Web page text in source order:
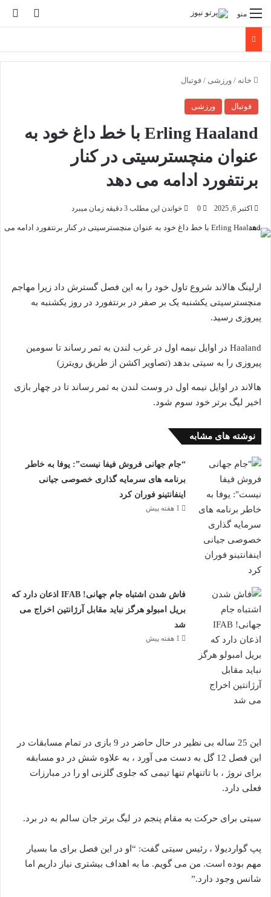
تغییر منو
خانه / ورزشی / فوتبال
فوتبال ورزشی
Erling Haaland با خط داغ خود به
عنوان منچسترسیتی در کنار
برنتفورد ادامه می دهد
اکتبر 6, 2025 0 خواندن این مطلب 3 دقیقه زمان میبرد
ارلینگ هالاند شروع تاول خود را به این فصل گسترش داد زیرا مهاجم
منچسترسیتی یکشنبه یک بر صفر در برنتفورد در روز یکشنبه به
پیروزی رسید.
Haaland در اوایل نیمه اول در غرب لندن به ثمر رساند تا سومین
پیروزی را به سیتی بدهد (تصاویر اکشن از طریق رویترز)
هالاند در اوایل نیمه اول در وست لندن به ثمر رساند تا در چهار بازی
اخیر لیگ برتر خود سوم شود.
نوشته های مشابه
“جام جهانی فروش فیفا نیست”: یوفا به خاطر
برنامه های سرمایه گذاری خصوصی جیانی
اینفانتینو فوران کرد
1 هفته پیش
فاش شدن اشتباه جام جهانی! IFAB اذعان دارد که
بریل امبولو هرگز نباید مقابل آرژانتین اخراج می
شد
1 هفته پیش
این 25 ساله بی نظیر در حال حاضر در 9 بازی در تمام مسابقات در
این فصل 12 گل به دست می آورد ، به علاوه شش در دو مسابقه
برای نروژ ، با تاتنهام تنها تیمی که جلوی گلزنی او را در مبارزات
فعلی دارد.
سیتی برای حرکت به مقام پنجم در لیگ برتر جان سالم به در برد.
پپ گواردیولا ، رئیس سیتی گفت: “او در این فصل برای ما بسیار
مهم بوده است. من می گویم. ما به اهداف بیشتری نیاز داریم اما
شانس وجود دارد.”